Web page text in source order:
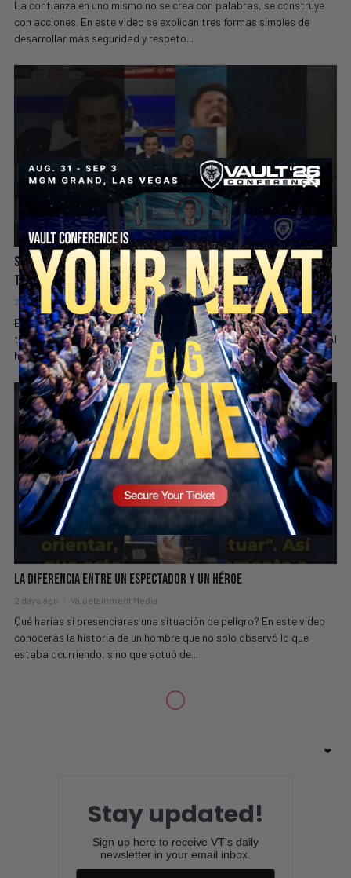
La confianza en uno mismo no se crea con palabras, se construye
con acciones. En este video se explican tres formas simples de
desarrollar más seguridad y respeto...
Su Pasado Era Oscuro, Pero Su Transformación Sorprendió A
Todos
2 days ago Valuetainment Media
En este video, una persona comparte una historia de
transformación personal que sorprendió a quienes la escuchaban. Al
hablar sobre su pasado, revela una etapa difícil...
La Diferencia Entre Un Espectador Y Un Héroe
2 days ago Valuetainment Media
Qué harías si presenciaras una situación de peligro? En este video
conocerás la historia de un hombre que no solo observó lo que
estaba ocurriendo, sino que actuó de...
Stay updated!
Sign up here to receive VT's daily
newsletter in your email inbox.
SECURE YOUR SEAT